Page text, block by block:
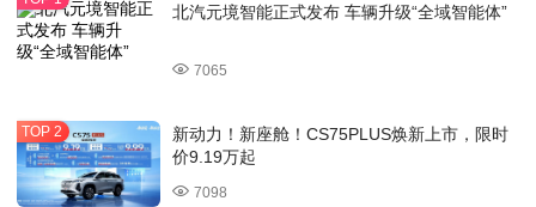
北汽元境智能正式发布 车辆升级“全域智能体”
7065
新动力！新座舱！CS75PLUS焕新上市，限时
价9.19万起
7098